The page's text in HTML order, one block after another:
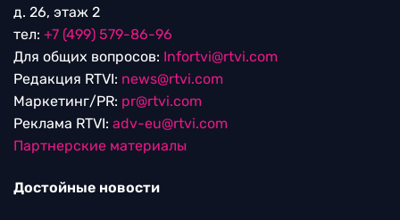
д. 26, этаж 2
тел: +7 (499) 579-86-96
Для общих вопросов: Infortvi@rtvi.com
Редакция RTVI: news@rtvi.com
Маркетинг/PR: pr@rtvi.com
Реклама RTVI: adv-eu@rtvi.com
Партнерские материалы
Достойные новости